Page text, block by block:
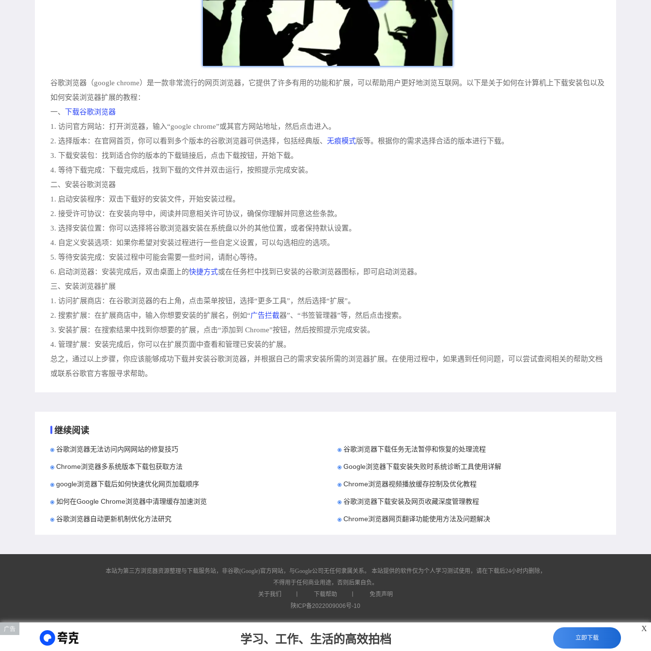
谷歌浏览器（google chrome）是一款非常流行的网页浏览器，它提供了许多有用的功能和扩展，可以帮助用户更好地浏览互联网。以下是关于如何在计算机上下载安装包以及
如何安装浏览器扩展的教程：
一、 下载谷歌浏览器
1. 访问官方网站：打开浏览器，输入“google chrome”或其官方网站地址，然后点击进入。
2. 选择版本：在官网首页，你可以看到多个版本的谷歌浏览器可供选择，包括经典版、 无痕模式版等。根据你的需求选择合适的版本进行下载。
3. 下载安装包：找到适合你的版本的下载链接后，点击下载按钮，开始下载。
4. 等待下载完成：下载完成后，找到下载的文件并双击运行，按照提示完成安装。
二、安装谷歌浏览器
1. 启动安装程序：双击下载好的安装文件，开始安装过程。
2. 接受许可协议：在安装向导中，阅读并同意相关许可协议，确保你理解并同意这些条款。
3. 选择安装位置：你可以选择将谷歌浏览器安装在系统盘以外的其他位置，或者保持默认设置。
4. 自定义安装选项：如果你希望对安装过程进行一些自定义设置，可以勾选相应的选项。
5. 等待安装完成：安装过程中可能会需要一些时间，请耐心等待。
6. 启动浏览器：安装完成后，双击桌面上的快捷方式或在任务栏中找到已安装的谷歌浏览器图标，即可启动浏览器。
三、安装浏览器扩展
1. 访问扩展商店：在谷歌浏览器的右上角，点击菜单按钮，选择“更多工具”，然后选择“扩展”。
2. 搜索扩展：在扩展商店中，输入你想要安装的扩展名，例如“广告拦截器”、“书签管理器”等，然后点击搜索。
3. 安装扩展：在搜索结果中找到你想要的扩展，点击“添加到 Chrome”按钮，然后按照提示完成安装。
4. 管理扩展：安装完成后，你可以在扩展页面中查看和管理已安装的扩展。
总之，通过以上步骤，你应该能够成功下载并安装谷歌浏览器，并根据自己的需求安装所需的浏览器扩展。在使用过程中，如果遇到任何问题，可以尝试查阅相关的帮助文档
或联系谷歌官方客服寻求帮助。
继续阅读
谷歌浏览器无法访问内网网站的修复技巧 谷歌浏览器下载任务无法暂停和恢复的处理流程
Chrome浏览器多系统版本下载包获取方法 Google浏览器下载安装失败时系统诊断工具使用详解
google浏览器下载后如何快速优化网页加载顺序 Chrome浏览器视频播放缓存控制及优化教程
如何在Google Chrome浏览器中清理缓存加速浏览 谷歌浏览器下载安装及网页收藏深度管理教程
谷歌浏览器自动更新机制优化方法研究 Chrome浏览器网页翻译功能使用方法及问题解决
本站为第三方浏览器资源整理与下载服务站，非谷歌(Google)官方网站，与Google公司无任何隶属关系。
本站提供的软件仅为个人学习测试使用，请在下载后24小时内删除，
不得用于任何商业用途，否则后果自负。
关于我们
下载帮助
免责声明
陕ICP备2022009006号-10
广告
学习、工作、生活的高效拍档 立即下载
X